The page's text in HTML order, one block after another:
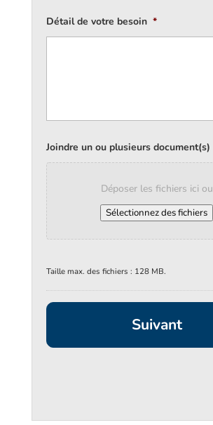
Détail de votre besoin *
Joindre un ou plusieurs document(s)
Déposer les fichiers ici ou
Sélectionnez des fichiers
Taille max. des fichiers : 128 MB.